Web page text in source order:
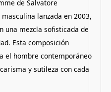
de Salvatore
lanzada en 2003,
una mezcla sofisticada de
Esta composición
el hombre contemporáneo
y sutileza con cada